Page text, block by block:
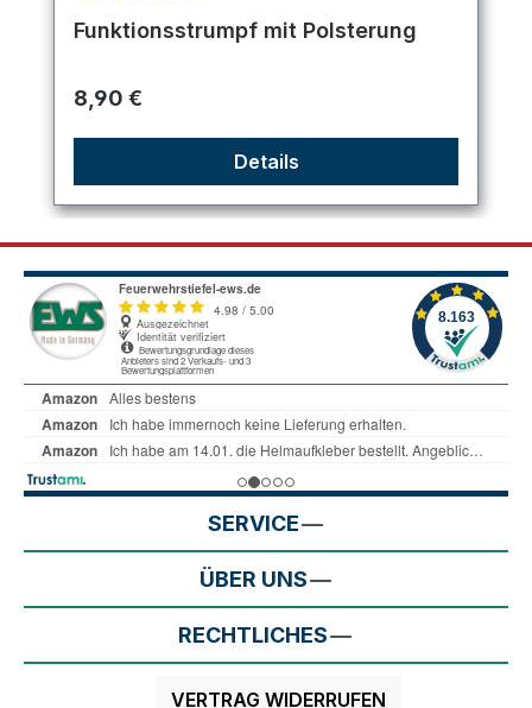
Durchschnittliche Bewertung von 5 von 5 Sternen
Funktionsstrumpf mit Polsterung
Regulärer Preis:
8,90 €
Details
SERVICE
ÜBER UNS
RECHTLICHES
VERTRAG WIDERRUFEN